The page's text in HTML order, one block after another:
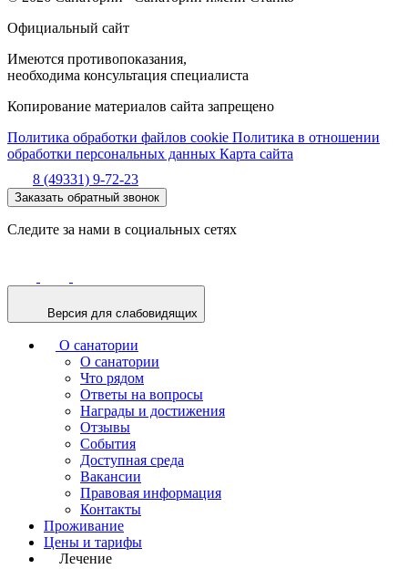
Официальный сайт
Имеются противопоказания,
необходима консультация специалиста
Копирование материалов сайта запрещено
Политика обработки файлов cookie Политика в отношении
обработки персональных данных Карта сайта
8 (49331) 9-72-23
Заказать обратный звонок
Следите за нами в социальных сетях
Версия для слабовидящих
О санатории
О санатории
Что рядом
Ответы на вопросы
Награды и достижения
Отзывы
События
Доступная среда
Вакансии
Правовая информация
Контакты
Проживание
Цены и тарифы
Лечение